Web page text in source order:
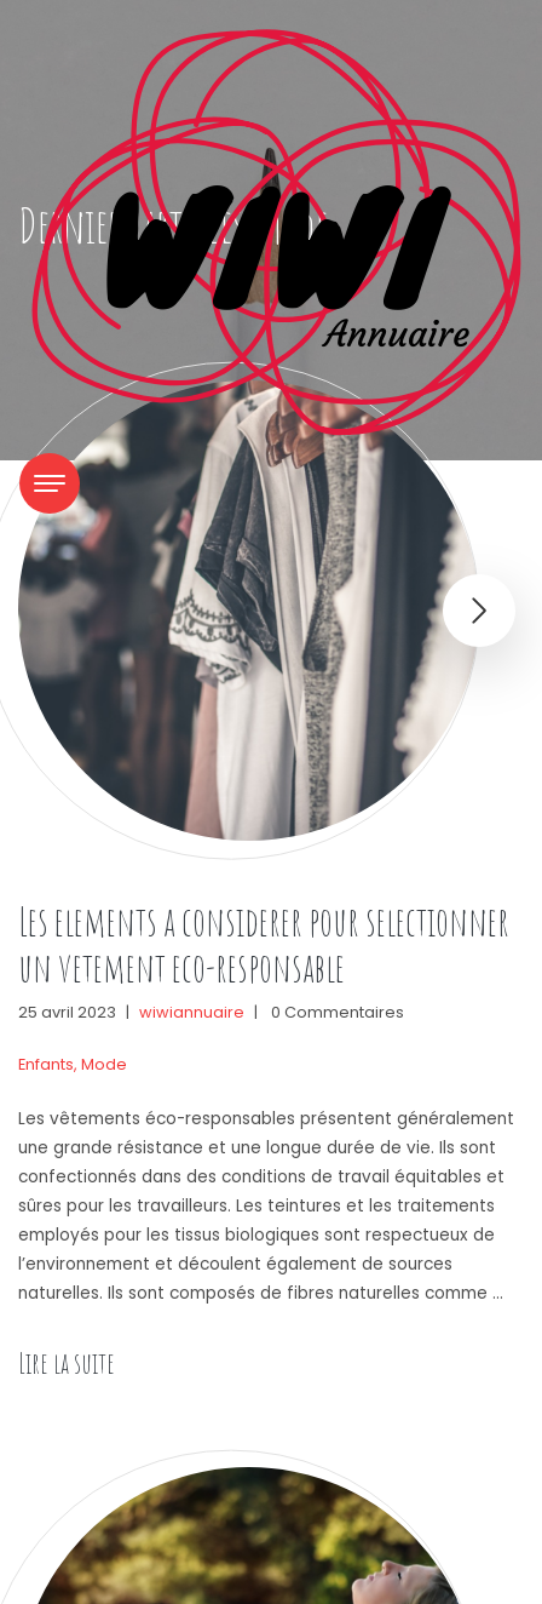
Derniers articles: Mode
Les elements a considerer pour selectionner
un vetement eco-responsable
25 avril 2023 wiwiannuaire 0 Commentaires
Enfants, Mode
Les vêtements éco-responsables présentent généralement
une grande résistance et une longue durée de vie. Ils sont
confectionnés dans des conditions de travail équitables et
sûres pour les travailleurs. Les teintures et les traitements
employés pour les tissus biologiques sont respectueux de
l’environnement et découlent également de sources
naturelles. Ils sont composés de fibres naturelles comme …
Lire la suite